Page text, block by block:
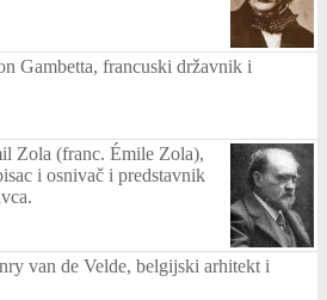
Gambetta, francuski državnik i
Zola (franc. Émile Zola),
i osnivač i predstavnik
van de Velde, belgijski arhitekt i